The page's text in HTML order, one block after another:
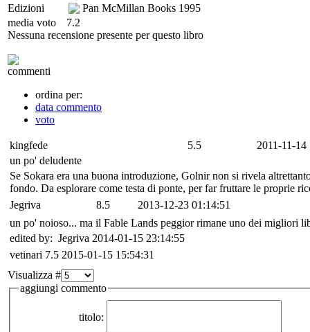
Edizioni
Pan McMillan Books 1995
media voto
7.2
Nessuna recensione presente per questo libro
commenti
ordina per:
data commento
voto
kingfede 5.5
2011-11-14
un po' deludente
Se Sokara era una buona introduzione, Golnir non si rivela
fondo. Da esplorare come testa di ponte, per far fruttare le proprie
Jegriva
8.5
2013-12-23 01:14:51
un po' noioso... ma il Fable Lands peggior rimane uno dei migliori
edited by: Jegriva 2014-01-15 23:14:55
vetinari 7.5 2015-01-15 15:54:31
Visualizza #
aggiungi commento
titolo: